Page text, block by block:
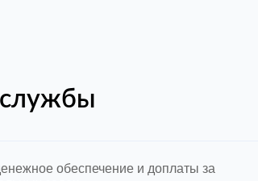
обеспечение и доплаты за